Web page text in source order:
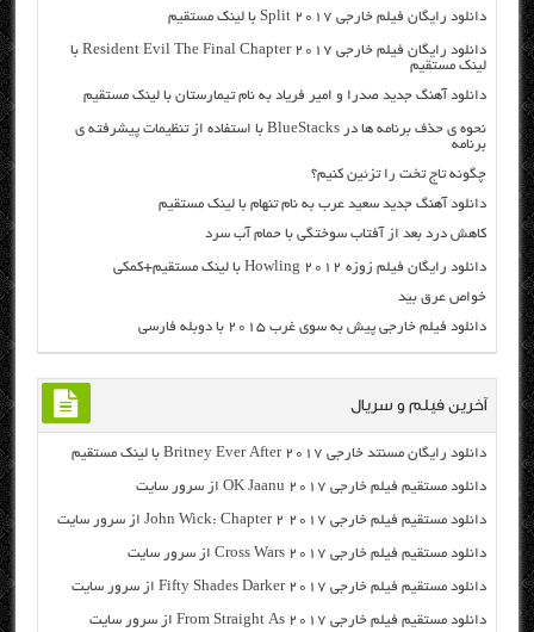
دانلود رایگان فیلم خارجی Split 2017 با لینک مستقیم
دانلود رایگان فیلم خارجی Resident Evil The Final Chapter 2017 با
لینک مستقیم
دانلود آهنگ جدید صدرا و امیر فریاد به نام تیمارستان با لینک مستقیم
نحوه ی حذف برنامه ها در BlueStacks با استفاده از تنظیمات پیشرفته ی
برنامه
چگونه تاج تخت را تزئین کنیم؟
دانلود آهنگ جدید سعید عرب به نام تنهام با لینک مستقیم
کاهش درد بعد از آفتاب سوختگی با حمام آب سرد
دانلود رایگان فیلم زوزه Howling 2012 با لینک مستقیم+کمکی
خواص عرق بید
دانلود فیلم خارجی پیش به سوی غرب ۲۰۱۵ با دوبله فارسی
آخرین فیلم و سریال
دانلود رایگان مسنتد خارجی Britney Ever After 2017 با لینک مستقیم
دانلود مستقیم فیلم خارجی OK Jaanu 2017 از سرور سایت
دانلود مستقیم فیلم خارجی John Wick: Chapter 2 2017 از سرور سایت
دانلود مستقیم فیلم خارجی Cross Wars 2017 از سرور سایت
دانلود مستقیم فیلم خارجی Fifty Shades Darker 2017 از سرور سایت
دانلود مستقیم فیلم خارجی From Straight As 2017 از سرور سایت